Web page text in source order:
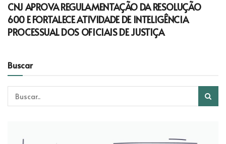
CNJ APROVA REGULAMENTAÇÃO DA RESOLUÇÃO
600 E FORTALECE ATIVIDADE DE INTELIGÊNCIA
PROCESSUAL DOS OFICIAIS DE JUSTIÇA
Buscar